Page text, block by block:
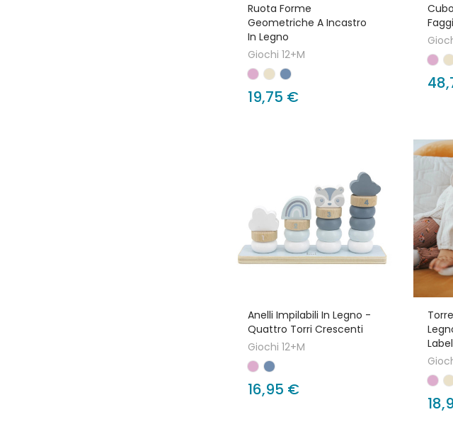
Ruota Forme
Geometriche A Incastro
In Legno
Giochi 12+M
19,75 €
Anelli Impilabili In Legno -
Quattro Torri Crescenti
Giochi 12+M
16,95 €
Label